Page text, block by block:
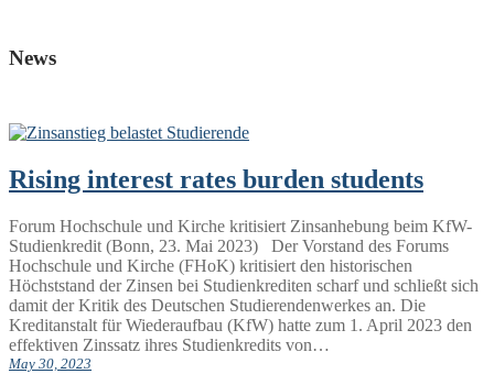
News
Rising interest rates burden students
Forum Hochschule und Kirche kritisiert Zinsanhebung beim KfW-
Studienkredit (Bonn, 23. Mai 2023) Der Vorstand des Forums
Hochschule und Kirche (FHoK) kritisiert den historischen
Höchststand der Zinsen bei Studienkrediten scharf und schließt sich
damit der Kritik des Deutschen Studierendenwerkes an. Die
Kreditanstalt für Wiederaufbau (KfW) hatte zum 1. April 2023 den
effektiven Zinssatz ihres Studienkredits von…
May 30, 2023